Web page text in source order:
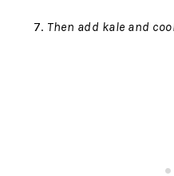
Then add kale and